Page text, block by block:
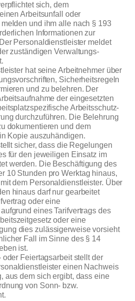
sich, dem
Arbeitsunfall oder
und ihm alle nach § 193
Informationen zur
Personaldienstleister meldet
zuständigen Verwaltungs-
hat seine Arbeitnehmer über
Sicherheitsregeln
und zu belehren. Der
der eingesetzten
Arbeitsschutz-
durchzuführen. Die Belehrung
dokumentieren und dem
Kopie auszuhändigen.
sicher, dass die Regelungen
für den jeweiligen Einsatz im
werden. Die Beschäftigung des
10 Stunden pro Werktag hinaus,
dem Personaldienstleister. Über
hinaus darf nur gearbeitet
oder eine
eines Tarifvertrags des
oder eine
dies zulässigerweise vorsieht
Fall im Sinne des § 14
ist.
oder Feiertagsarbeit stellt der
einen Nachweis
aus dem sich ergibt, dass eine
von Sonn- bzw.